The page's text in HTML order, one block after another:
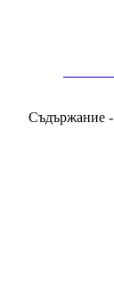
Съдържание -